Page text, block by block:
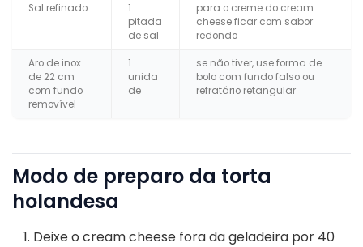
Sal refinado
1
pitada
de sal
para o creme do cream
cheese ficar com sabor
redondo
Aro de inox
de 22 cm
com fundo
removível
1
unida
de
se não tiver, use forma de
bolo com fundo falso ou
refratário retangular
Modo de preparo da torta
holandesa
Deixe o cream cheese fora da geladeira por 40